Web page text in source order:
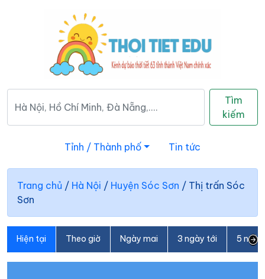
Tìm
kiếm
Tỉnh / Thành phố Tin tức
Trang chủ / Hà Nội / Huyện Sóc Sơn / Thị trấn Sóc
Sơn
Hiện tại Theo giờ Ngày mai 3 ngày tới 5